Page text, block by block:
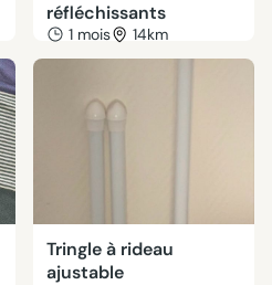
réfléchissants
1 mois 14km
Tringle à rideau
ajustable